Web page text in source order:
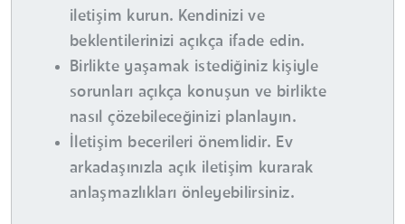
iletişim kurun. Kendinizi ve
beklentilerinizi açıkça ifade edin.
Birlikte yaşamak istediğiniz kişiyle
sorunları açıkça konuşun ve birlikte
nasıl çözebileceğinizi planlayın.
İletişim becerileri önemlidir. Ev
arkadaşınızla açık iletişim kurarak
anlaşmazlıkları önleyebilirsiniz.